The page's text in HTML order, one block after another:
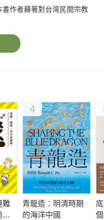
作者藉著對台灣民間宗教
！──吳惠林 中華經濟研究
捐香油錢愈多？向土地公借
，也拜石頭公！
經濟產值也很可觀，每年
值超過四十億元，普度商
？
難
4
青龍造：明清時期
的海洋中國